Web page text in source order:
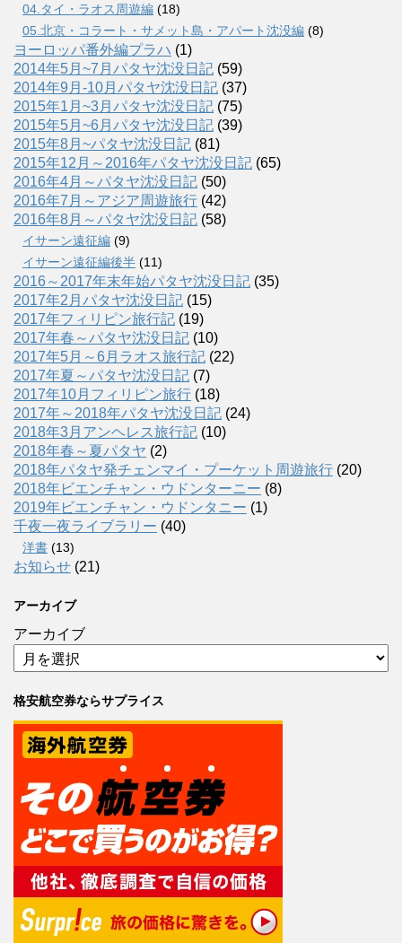
04.タイ・ラオス周遊編 (18)
05.北京・コラート・サメット島・アパート沈没編 (8)
ヨーロッパ番外編プラハ (1)
2014年5月~7月パタヤ沈没日記 (59)
2014年9月-10月パタヤ沈没日記 (37)
2015年1月~3月パタヤ沈没日記 (75)
2015年5月~6月パタヤ沈没日記 (39)
2015年8月~パタヤ沈没日記 (81)
2015年12月～2016年パタヤ沈没日記 (65)
2016年4月～パタヤ沈没日記 (50)
2016年7月～アジア周遊旅行 (42)
2016年8月～パタヤ沈没日記 (58)
イサーン遠征編 (9)
イサーン遠征編後半 (11)
2016～2017年末年始パタヤ沈没日記 (35)
2017年2月パタヤ沈没日記 (15)
2017年フィリピン旅行記 (19)
2017年春～パタヤ沈没日記 (10)
2017年5月～6月ラオス旅行記 (22)
2017年夏～パタヤ沈没日記 (7)
2017年10月フィリピン旅行 (18)
2017年～2018年パタヤ沈没日記 (24)
2018年3月アンヘレス旅行記 (10)
2018年春～夏パタヤ (2)
2018年パタヤ発チェンマイ・プーケット周遊旅行 (20)
2018年ビエンチャン・ウドンターニー (8)
2019年ビエンチャン・ウドンタニー (1)
千夜一夜ライブラリー (40)
洋書 (13)
お知らせ (21)
アーカイブ
アーカイブ
格安航空券ならサプライス